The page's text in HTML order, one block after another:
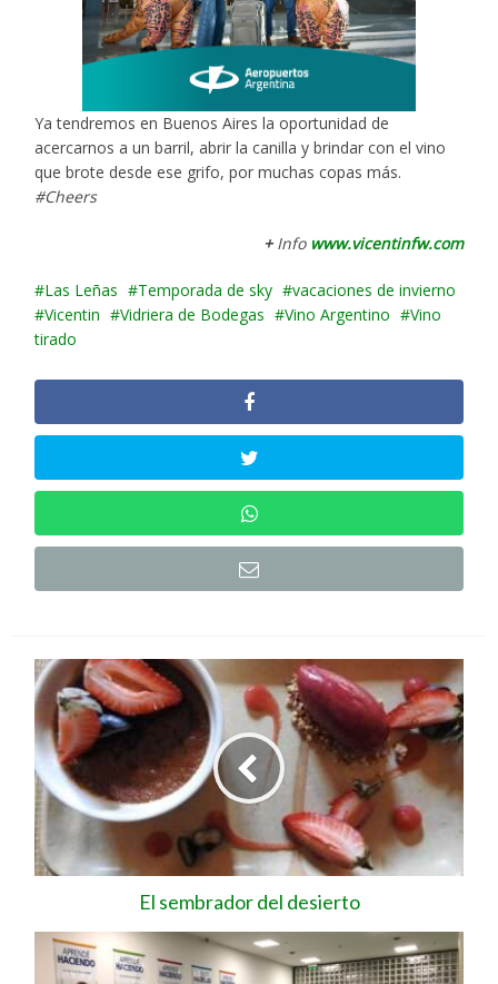
Ya tendremos en Buenos Aires la oportunidad de
acercarnos a un barril, abrir la canilla y brindar con el vino
que brote desde ese grifo, por muchas copas más.
#Cheers
+Info www.vicentinfw.com
Las Leñas Temporada de sky
vacaciones de invierno
Vicentin
Vidriera de Bodegas Vino Argentino
Vino
tirado
El sembrador del desierto